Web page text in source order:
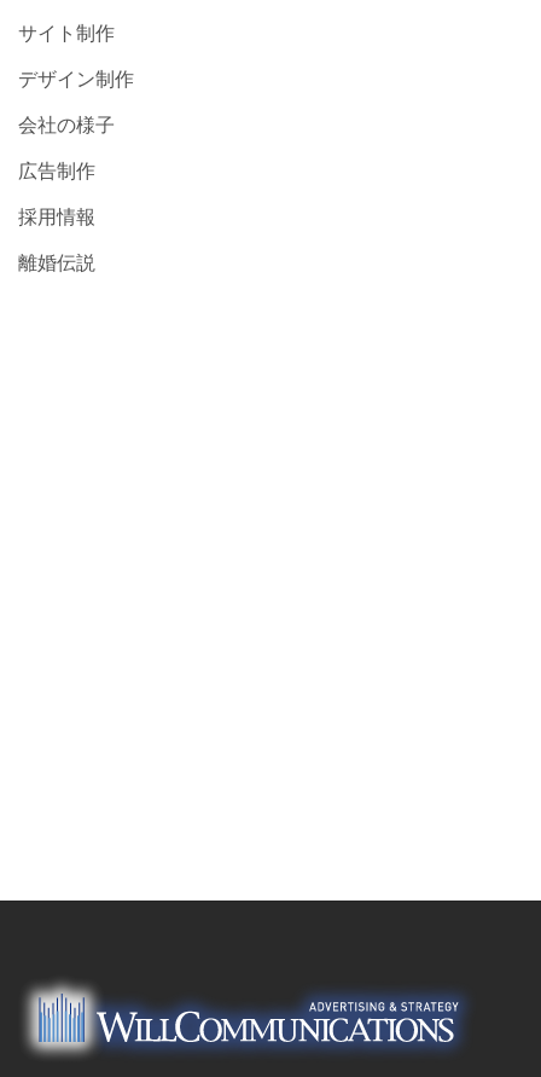
サイト制作
デザイン制作
会社の様子
広告制作
採用情報
離婚伝説